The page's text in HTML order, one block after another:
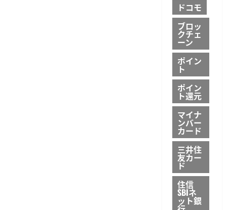
ドコモ
ブロッ
クチェ
ーン
ポイン
ト
ポイン
ト還元
マイナ
ンバー
カード
三井住
友カー
ド
住信
SBIネ
ット銀